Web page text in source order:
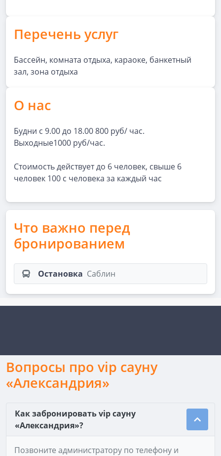
Перечень услуг
Бассейн, комната отдыха, караоке, банкетный
зал, зона отдыха
О нас
Будни с 9.00 до 18.00 800 руб/ час.
Выходные1000 руб/час.
Стоимость действует до 6 человек, свыше 6
человек 100 с человека за каждый час
Что важно перед
бронированием
Остановка Саблин
Вопросы про vip сауну
«Александрия»
Как забронировать vip сауну
«Александрия»?
Позвоните администратору по телефону и